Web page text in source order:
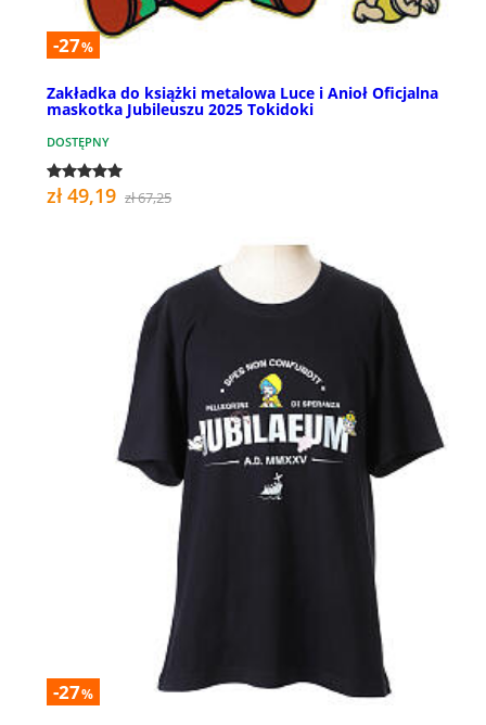
-27%
Zakładka do książki metalowa Luce i Anioł Oficjalna
maskotka Jubileuszu 2025 Tokidoki
DOSTĘPNY
zł 49,19 zł 67,25
-27%